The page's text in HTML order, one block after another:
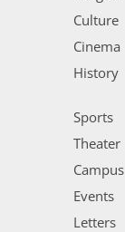
Culture
Cinema
History
Sports
Theater
Campus
Events
Letters